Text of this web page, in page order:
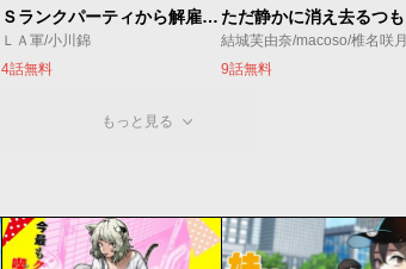
Ｓランクパーティから解雇された【呪具師】～『呪いのアイテム』しか作れませんが、その性能はアーティファクト級なり……！～
ＬＡ軍/小川錦
4話無料
結城芙由奈/macoso/椎名咲月
9話無料
もっと見る